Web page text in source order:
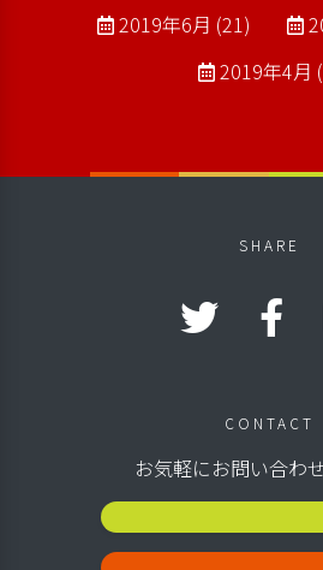
2019年6月 (21)
2019年4月
SHARE
CONTACT
お気軽にお問い合わ
公演